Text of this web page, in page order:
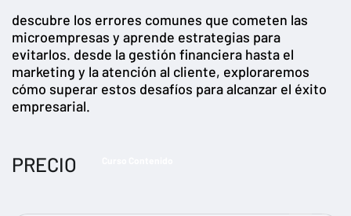
descubre los errores comunes que cometen las
microempresas y aprende estrategias para
evitarlos. desde la gestión financiera hasta el
marketing y la atención al cliente, exploraremos
cómo superar estos desafíos para alcanzar el éxito
empresarial.
PRECIO